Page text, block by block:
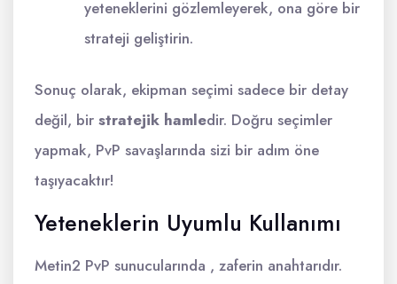
yeteneklerini gözlemleyerek, ona göre bir
strateji geliştirin.
Sonuç olarak, ekipman seçimi sadece bir detay
değil, bir stratejik hamledir. Doğru seçimler
yapmak, PvP savaşlarında sizi bir adım öne
taşıyacaktır!
Yeteneklerin Uyumlu Kullanımı
Metin2 PvP sunucularında , zaferin anahtarıdır.